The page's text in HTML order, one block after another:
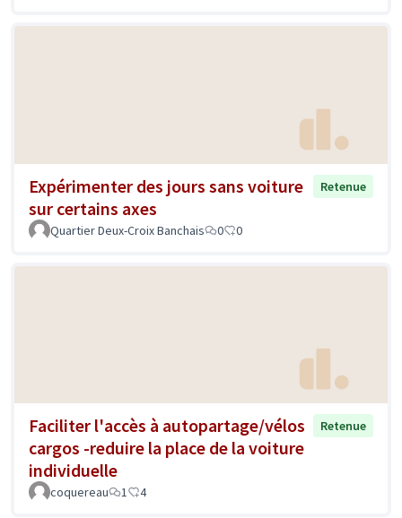
Expérimenter des jours sans voiture
sur certains axes
Retenue
Quartier Deux-Croix Banchais 0 0
Faciliter l'accès à autopartage/vélos
cargos -reduire la place de la voiture
individuelle
Retenue
coquereau 1 4